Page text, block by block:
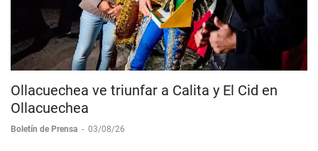
Ollacuechea ve triunfar a Calita y El Cid en
Ollacuechea
Boletín de Prensa - 03/08/26